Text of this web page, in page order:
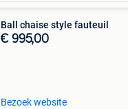
Ball chaise style fauteuil
€ 995,00
Bezoek website